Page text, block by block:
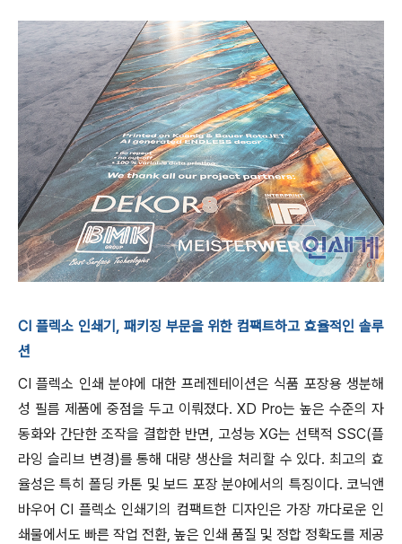
CI 플렉소 인쇄기, 패키징 부문을 위한 컴팩트하고 효율적인 솔루
션
CI 플렉소 인쇄 분야에 대한 프레젠테이션은 식품 포장용 생분해
성 필름 제품에 중점을 두고 이뤄졌다. XD Pro는 높은 수준의 자
동화와 간단한 조작을 결합한 반면, 고성능 XG는 선택적 SSC(플
라잉 슬리브 변경)를 통해 대량 생산을 처리할 수 있다. 최고의 효
율성은 특히 폴딩 카톤 및 보드 포장 분야에서의 특징이다. 코닉앤
바우어 CI 플렉소 인쇄기의 컴팩트한 디자인은 가장 까다로운 인
쇄물에서도 빠른 작업 전환, 높은 인쇄 품질 및 정합 정확도를 제공